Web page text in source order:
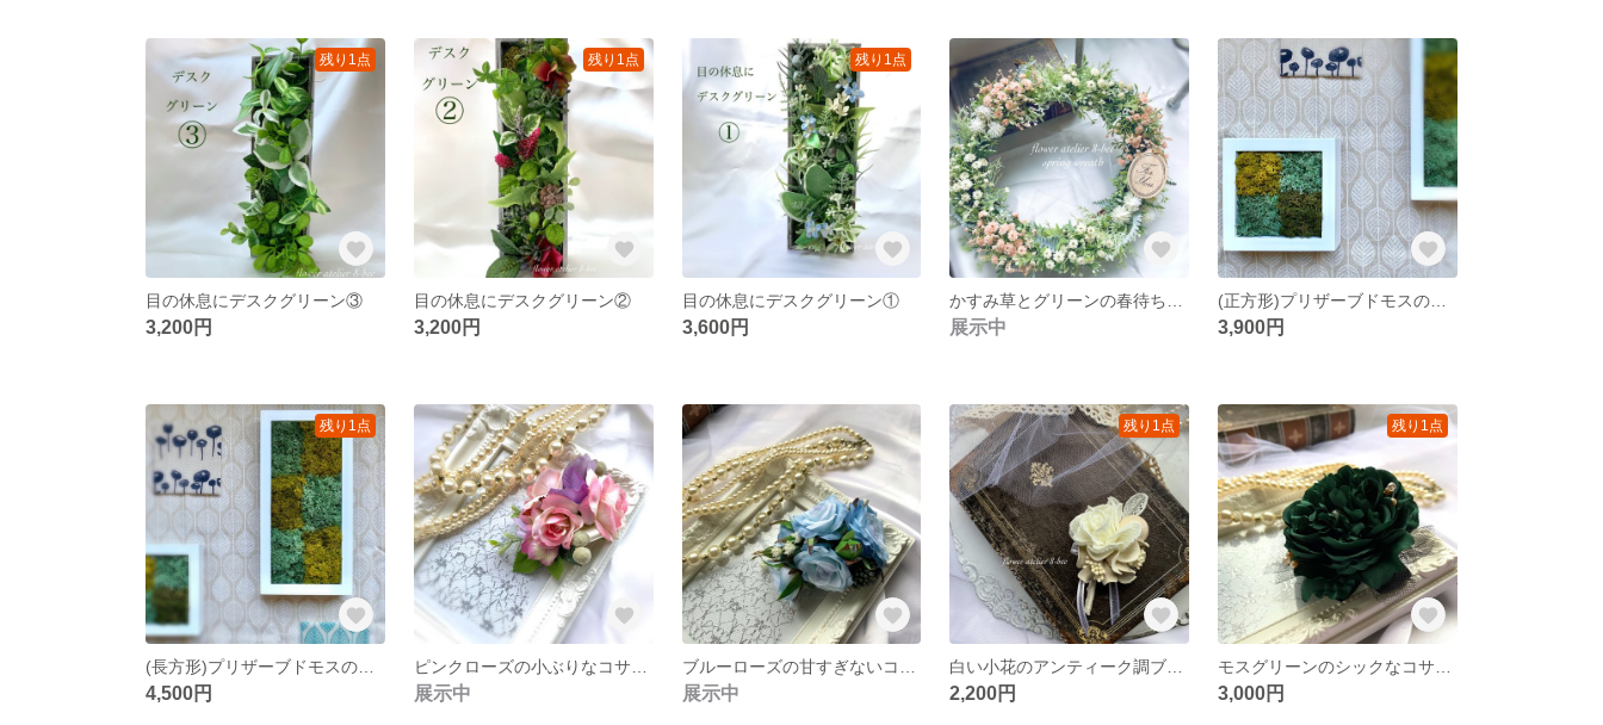
残り1点
目の休息にデスクグリーン③
3,200円
残り1点
目の休息にデスクグリーン②
3,200円
残り1点
目の休息にデスクグリーン①
3,600円 展示中 3,900円
残り1点
4,500円
ピンクローズの小ぶりなコサージュ
展示中 展示中
残り1点
2,200円
残り1点
3,000円